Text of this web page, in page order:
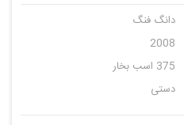
دانگ فنگ
2008
375 اسب بخار
دستی